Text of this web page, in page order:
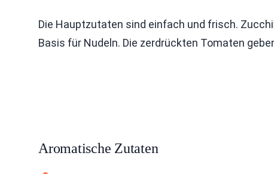
Die Hauptzutaten sind einfach und frisch.
Basis für Nudeln. Die zerdrückten Tomaten
Aromatische Zutaten